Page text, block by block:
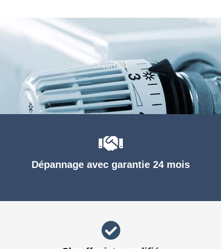
Dépannage avec garantie 24 mois
Chauffage